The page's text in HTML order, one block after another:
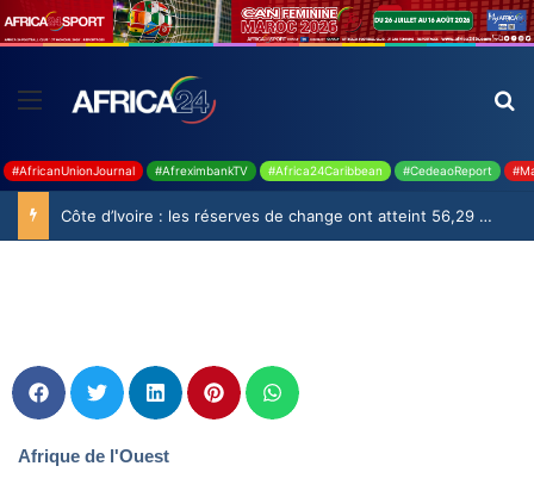
#AfricanUnionJournal #AfreximbankTV #Africa24Caribbean #CedeaoReport
Côte d’Ivoire : les réserves de change ont atteint 56,29 milliards USD en juillet
Afrique de l'Ouest